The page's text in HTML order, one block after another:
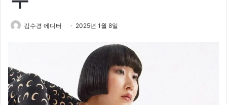
김수경 에디터 2025년 1월 8일